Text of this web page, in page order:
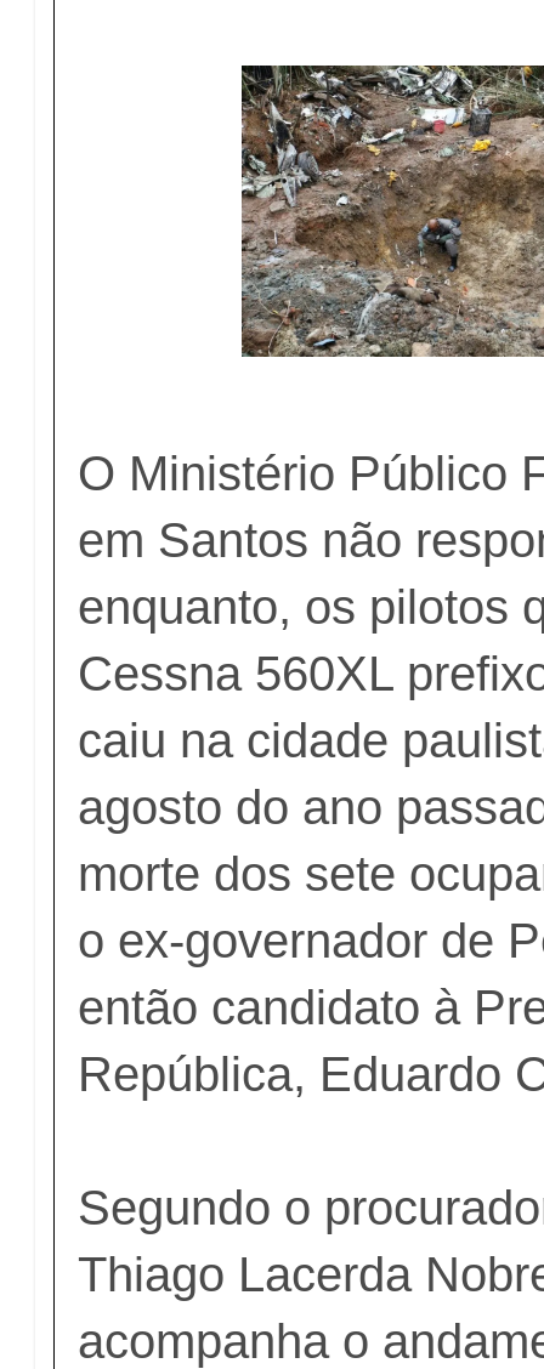
O Ministério Público
em Santos não
enquanto, os pilotos
Cessna 560XL
caiu na cidade
agosto do ano
morte dos sete
o ex-governador de
então candidato à
República, Eduardo
Segundo o
Thiago Lacerda
acompanha o